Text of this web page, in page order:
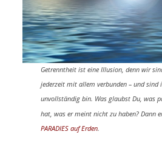
Getrenntheit ist eine Illusion, denn wir
jederzeit mit allem verbunden – und sind
unvollständig bin. Was glaubst Du, was
hat, was er meint nicht zu haben? Dann
PARADIES auf Erden.